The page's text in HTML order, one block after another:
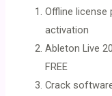
Offline license
activation
Ableton Live
FREE
Crack